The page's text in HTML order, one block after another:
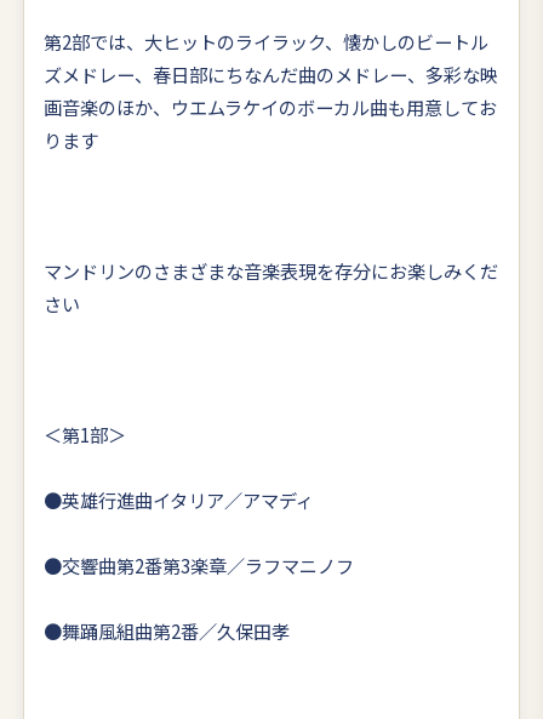
第2部では、大ヒットのライラック、懐かしのビートル
ズメドレー、春日部にちなんだ曲のメドレー、多彩な映
画音楽のほか、ウエムラケイのボーカル曲も用意してお
ります
マンドリンのさまざまな音楽表現を存分にお楽しみくだ
さい
＜第1部＞
●英雄行進曲イタリア／アマディ
●交響曲第2番第3楽章／ラフマニノフ
●舞踊風組曲第2番／久保田孝